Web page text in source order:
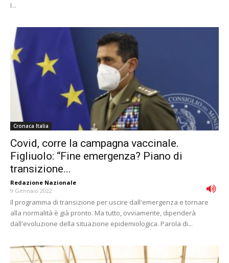
I...
Cronaca Italia
Covid, corre la campagna vaccinale.
Figliuolo: “Fine emergenza? Piano di
transizione...
Redazione Nazionale -
9 Gennaio 2022
Il programma di transizione per uscire dall'emergenza e tornare
alla normalità è già pronto. Ma tutto, ovviamente, dipenderà
dall'evoluzione della situazione epidemiologica. Parola di...